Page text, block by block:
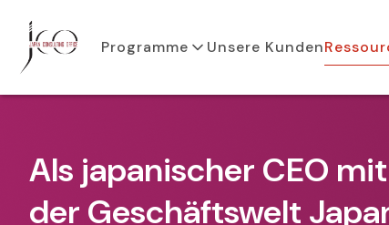
Programme Unsere Kunden
Als japanischer CEO
der Geschäftswelt